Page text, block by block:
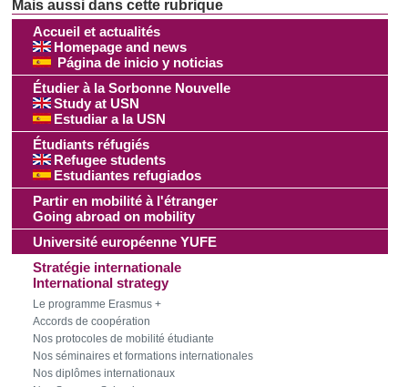
Accueil et actualités
Homepage and news
Página de inicio y noticias
Étudier à la Sorbonne Nouvelle
Study at USN
Estudiar a la USN
Étudiants réfugiés
Refugee students
Estudiantes refugiados
Partir en mobilité à l'étranger
Going abroad on mobility
Université européenne YUFE
Stratégie internationale
International strategy
Le programme Erasmus +
Accords de coopération
Nos protocoles de mobilité étudiante
Nos séminaires et formations internationales
Nos diplômes internationaux